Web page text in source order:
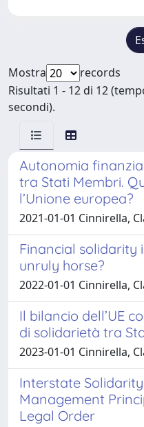
Mostra
records
Risultati 1 - 12 di 12
secondi).
Autonomia
tra Stati Membri.
l’Unione europea?
2021-01-01 Cinnirella,
Financial solidarity
unruly horse?
2022-01-01 Cinnirella,
Il bilancio dell’UE
di solidarietà tra
2023-01-01 Cinnirella,
Interstate
Management
Legal Order